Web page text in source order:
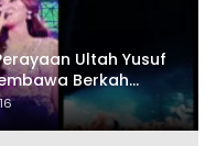
Ultah Yusuf
Berkah